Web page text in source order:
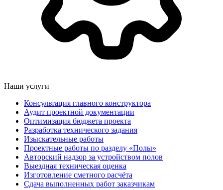
Наши услуги
Консультация главного конструктора
Аудит проектной документации
Оптимизация бюджета проекта
Разработка технического задания
Изыскательные работы
Проектные работы по разделу «Полы»
Авторский надзор за устройством полов
Выездная техническая оценка
Изготовление сметного расчёта
Сдача выполненных работ заказчикам